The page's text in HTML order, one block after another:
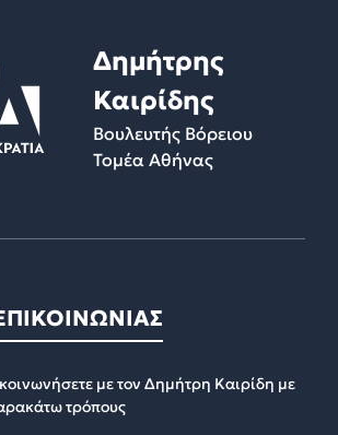
Δημήτρης
Καιρίδης
Βουλευτής Βόρειου
Τομέα Αθήνας
με τον Δημήτρη Καιρίδη με
τρόπους